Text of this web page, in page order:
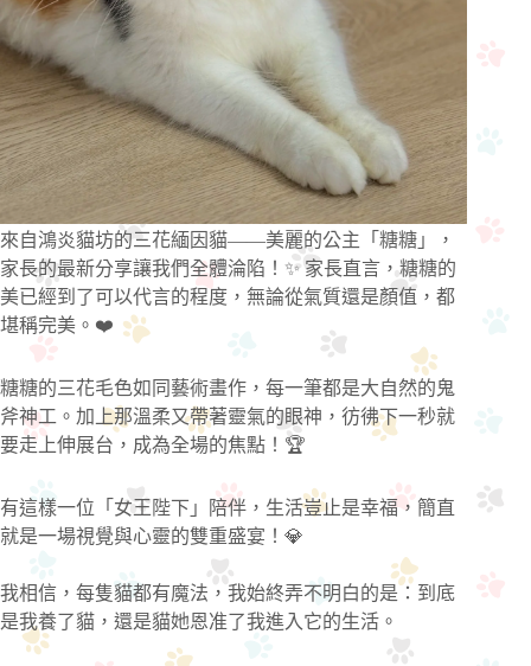
來自鴻炎貓坊的三花緬因貓——美麗的公主「糖糖」，
家長的最新分享讓我們全體淪陷！✨ 家長直言，糖糖的
美已經到了可以代言的程度，無論從氣質還是顏值，都
堪稱完美。❤️
糖糖的三花毛色如同藝術畫作，每一筆都是大自然的鬼
斧神工。加上那溫柔又帶著靈氣的眼神，彷彿下一秒就
要走上伸展台，成為全場的焦點！🏆
有這樣一位「女王陛下」陪伴，生活豈止是幸福，簡直
就是一場視覺與心靈的雙重盛宴！💎
我相信，每隻貓都有魔法，我始終弄不明白的是：到底
是我養了貓，還是貓她恩准了我進入它的生活。